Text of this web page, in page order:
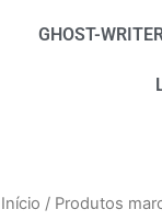
GHOST-
Início / Produtos